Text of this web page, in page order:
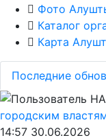
Фото
Каталог
Карта
Последние
городским
14:57 30.06.2026